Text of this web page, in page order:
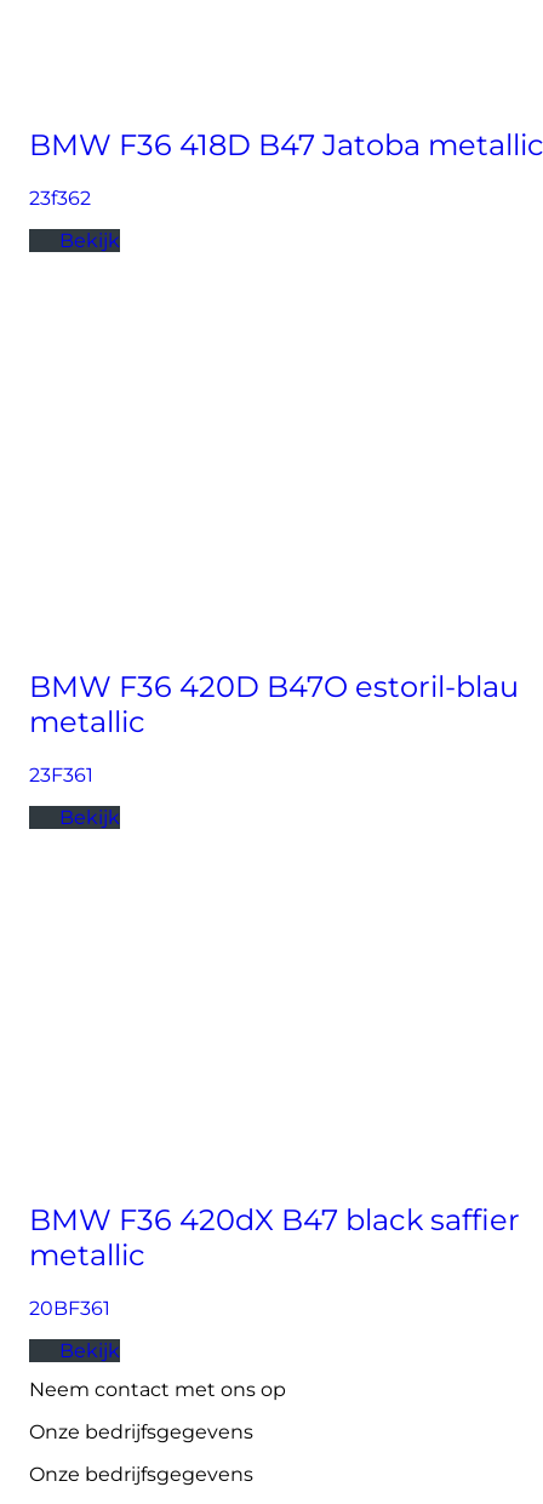
BMW F36 418D B47 Jatoba metallic
23f362
Bekijk
BMW F36 420D B47O estoril-blau
metallic
23F361
Bekijk
BMW F36 420dX B47 black saffier
metallic
20BF361
Bekijk
Neem contact met ons op
Onze bedrijfsgegevens
Onze bedrijfsgegevens